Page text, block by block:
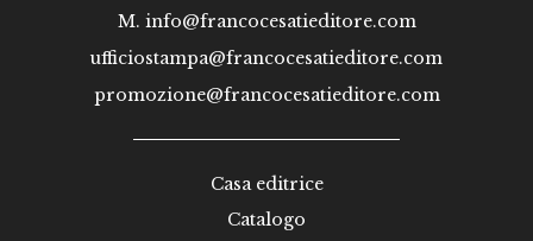
M. info@francocesatieditore.com
ufficiostampa@francocesatieditore.com
promozione@francocesatieditore.com
Casa editrice
Catalogo